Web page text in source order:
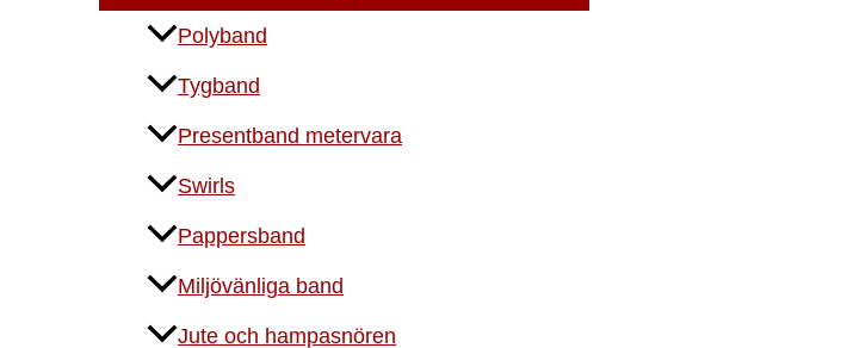
Polyband
Tygband
Presentband metervara
Swirls
Pappersband
Miljövänliga band
Jute och hampasnören